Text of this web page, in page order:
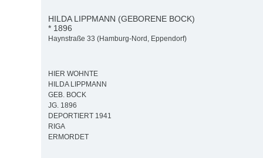
HILDA LIPPMANN (GEBORENE BOCK)
* 1896
Haynstraße 33 (Hamburg-Nord, Eppendorf)
HIER WOHNTE
HILDA LIPPMANN
GEB. BOCK
JG. 1896
DEPORTIERT 1941
RIGA
ERMORDET